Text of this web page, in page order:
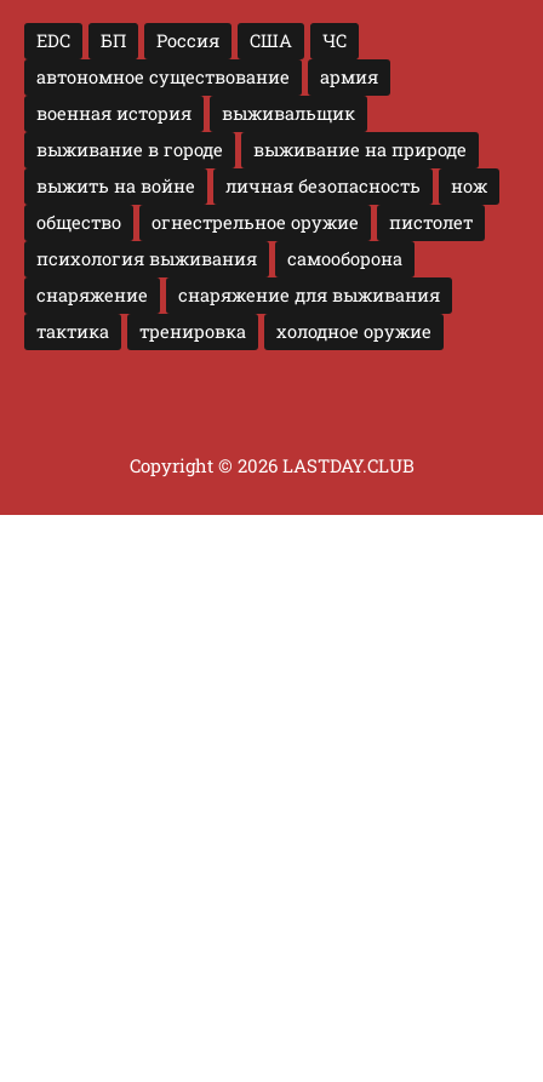
EDC БП Россия США
ЧС
автономное существование
армия
военная история
выживальщик
выживание в городе
выживание на природе
выжить на войне
личная безопасность
нож
общество
огнестрельное оружие
пистолет
психология выживания
самооборона
снаряжение
снаряжение для выживания
тактика
тренировка холодное оружие
Copyright © 2026 LASTDAY.CLUB